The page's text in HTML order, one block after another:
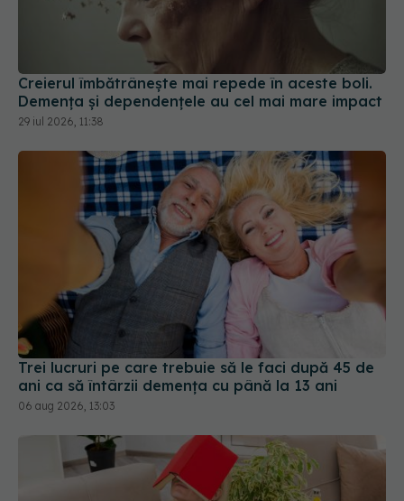
Creierul îmbătrânește mai repede în aceste boli.
Demența și dependențele au cel mai mare impact
29 iul 2026, 11:38
Trei lucruri pe care trebuie să le faci după 45 de
ani ca să întârzii demența cu până la 13 ani
06 aug 2026, 13:03